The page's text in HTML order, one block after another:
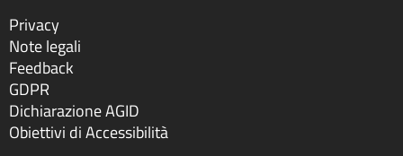
Privacy
Note legali
Feedback
GDPR
Dichiarazione AGID
Obiettivi di Accessibilità